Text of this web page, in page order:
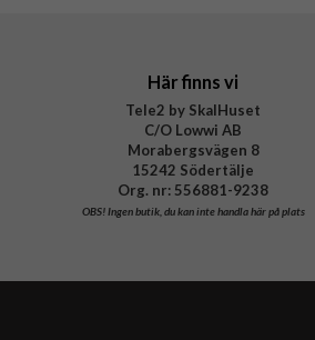
Här finns vi
Tele2 by SkalHuset
C/O Lowwi AB
Morabergsvägen 8
15242 Södertälje
Org. nr: 556881-9238
OBS!Ingen butik, du kan inte handla här på plats